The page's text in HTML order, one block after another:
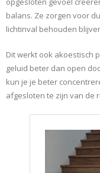
balans. Ze zorgen voor
lichtinval behouden
Dit werkt ook akoestisch
geluid beter dan open
kun je je beter
afgesloten te zijn van de